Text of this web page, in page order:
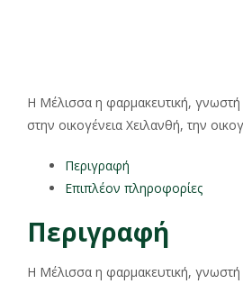
Η Μέλισσα η φαρμακευτική, γνωστή
στην οικογένεια Χειλανθή, την
Περιγραφή
Επιπλέον πληροφορίες
Περιγραφή
Η Μέλισσα η φαρμακευτική, γνωστή